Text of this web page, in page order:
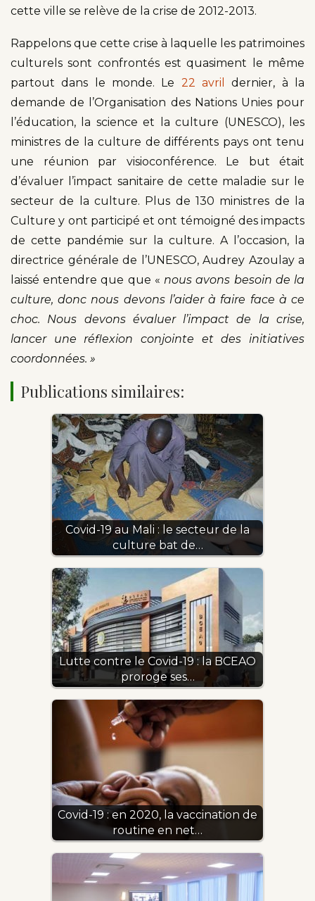
cette ville se relève de la crise de 2012-2013.
Rappelons que cette crise à laquelle les patrimoines
culturels sont confrontés est quasiment le même
partout dans le monde. Le 22 avril
dernier, à la
demande de l’Organisation des Nations Unies pour
l’éducation, la science et la culture (UNESCO), les
ministres de la culture de différents pays ont tenu
une réunion par visioconférence. Le but était
d’évaluer l’impact sanitaire de cette maladie sur le
secteur de la culture. Plus de 130 ministres de la
Culture y ont participé et ont témoigné des impacts
de cette pandémie sur la culture. A l’occasion, la
directrice générale de l’UNESCO, Audrey Azoulay a
laissé entendre que que « nous avons besoin de la
culture, donc nous devons l’aider à faire face à ce
choc. Nous devons évaluer l’impact de la crise,
lancer une réflexion conjointe et des initiatives
coordonnées. »
Publications similaires:
Covid-19 au Mali : le secteur de la
culture bat de…
Lutte contre le Covid-19 : la BCEAO
proroge ses…
Covid-19 : en 2020, la vaccination de
routine en net…